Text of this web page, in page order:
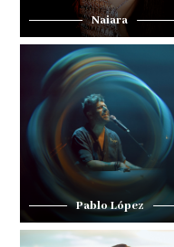
Naiara
Pablo López